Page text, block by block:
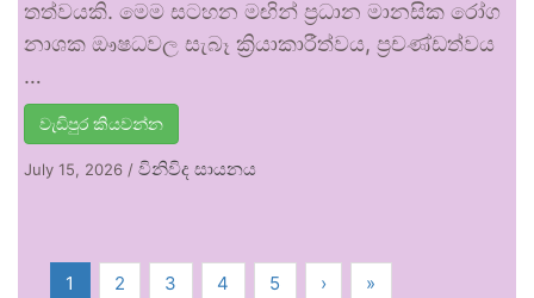
තත්වයකි. මෙම සටහන මඟින් ප්‍රධාන මානසික රෝග
නාශක ඖෂධවල සැබෑ ක්‍රියාකාරීත්වය, ප්‍රචණ්ඩත්වය
…
වැඩිපුර කියවන්න
July 15, 2026 / විනිවිද සායනය
1 2 3 4 5 › »